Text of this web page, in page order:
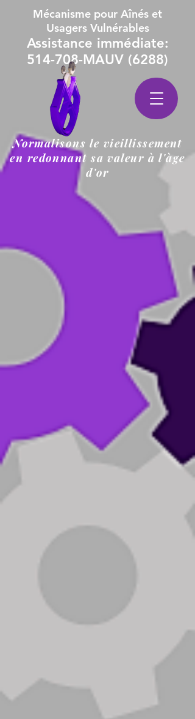
Mécanisme pour Aînés et
Usagers Vulnérables
Assistance immédiate:
514-708-MAUV (6288)
Normalisons le vieillissement
en redonnant sa valeur à l'àge
d'or